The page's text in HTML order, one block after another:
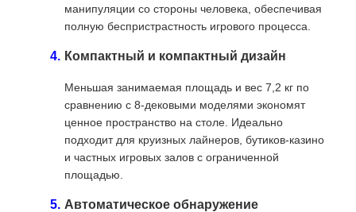
манипуляции со стороны человека, обеспечивая
полную беспристрастность игрового процесса.
Компактный и компактный дизайн
Меньшая занимаемая площадь и вес 7,2 кг по
сравнению с 8-дековыми моделями экономят
ценное пространство на столе. Идеально
подходит для круизных лайнеров, бутиков-казино
и частных игровых залов с ограниченной
площадью.
Автоматическое обнаружение